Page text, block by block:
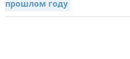
прошлом году